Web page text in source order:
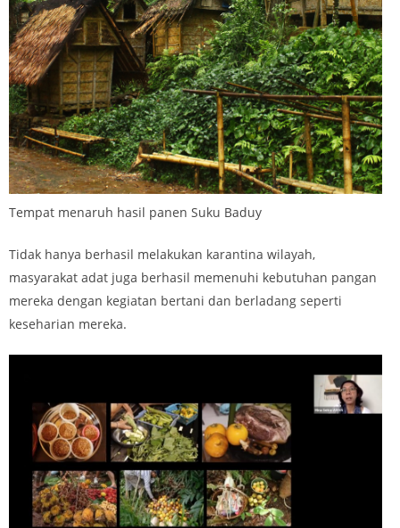
Tempat menaruh hasil panen Suku Baduy
Tidak hanya berhasil melakukan karantina wilayah,
masyarakat adat juga berhasil memenuhi kebutuhan pangan
mereka dengan kegiatan bertani dan berladang seperti
keseharian mereka.